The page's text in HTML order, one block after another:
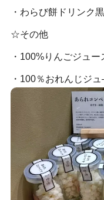
・わらび餅ドリンク
☆その他
・100%りんごジュー
・100％おれんじジ